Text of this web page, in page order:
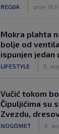
REGIJA prije 16 h
Mokra plahta
bolje od
ispunjen jedan
LIFESTYLE 5.
Vučić tokom
Čipuljićima su
Zvezdu,
NOGOMET 6.